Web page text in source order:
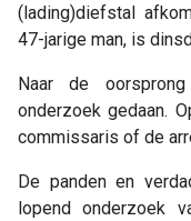
(lading)diefstal
47-jarige man, is
Naar de
onderzoek gedaan.
commissaris of de
De panden en
lopend onderzoek